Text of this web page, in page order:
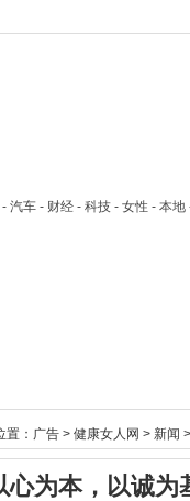
汽车 - 财经 - 科技 - 女性 - 本
置： 广告 > 健康女人网 > 新闻
心为本，以诚为